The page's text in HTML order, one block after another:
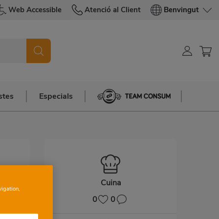
Web Accessible Atenció al Client Benvingut
Especials Team Consum
Cuina
0
0